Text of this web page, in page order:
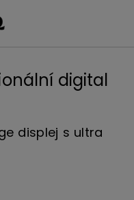
digital
displej s ultra